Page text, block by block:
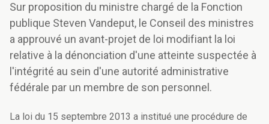
Sur proposition du ministre chargé de la Fonction
publique Steven Vandeput, le Conseil des ministres
a approuvé un avant-projet de loi modifiant la loi
relative à la dénonciation d'une atteinte suspectée à
l'intégrité au sein d'une autorité administrative
fédérale par un membre de son personnel.
La loi du 15 septembre 2013 a institué une procédure de